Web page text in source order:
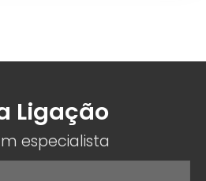
Ligação
especialista